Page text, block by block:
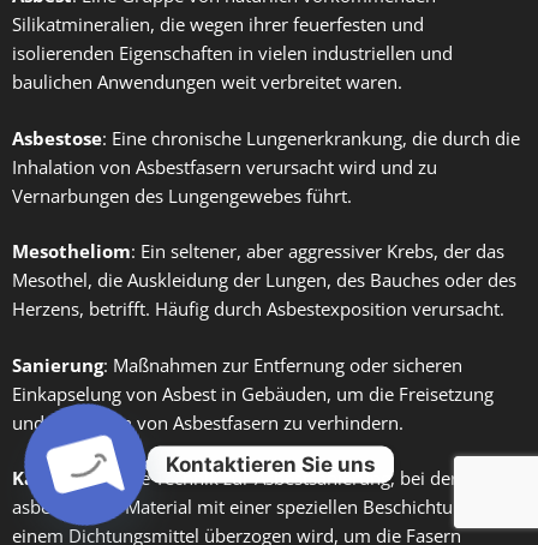
Silikatmineralien, die wegen ihrer feuerfesten und
isolierenden Eigenschaften in vielen industriellen und
baulichen Anwendungen weit verbreitet waren.
Asbestose: Eine chronische Lungenerkrankung, die durch die
Inhalation von Asbestfasern verursacht wird und zu
Vernarbungen des Lungengewebes führt.
Mesotheliom: Ein seltener, aber aggressiver Krebs, der das
Mesothel, die Auskleidung der Lungen, des Bauches oder des
Herzens, betrifft. Häufig durch Asbestexposition verursacht.
Sanierung: Maßnahmen zur Entfernung oder sicheren
Einkapselung von Asbest in Gebäuden, um die Freisetzung
und Inhalation von Asbestfasern zu verhindern.
Kapselung: Eine Technik zur Asbestsanierung, bei der das
asbesthaltige Material mit einer speziellen Beschichtung oder
einem Dichtungsmittel überzogen wird, um die Fasern
Kontaktieren Sie uns
Open